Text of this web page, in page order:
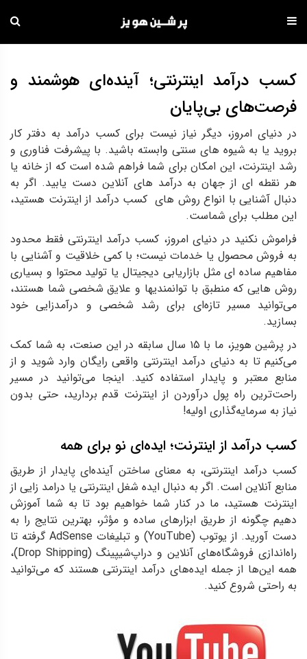
محتوا
کسب درآمد اینترنتی؛ آینده‌ای هوشمند و
فرصت‌های بی‌پایان
در دنیای امروز، دیگر نیاز نیست برای کسب درآمد به دفتر کار
بروید یا به شیوه‌ های سنتی وابسته باشید. با پیشرفت فناوری و
رشد اینترنت، این امکان برای شما فراهم شده است که از خانه یا
هر نقطه‌ ای از جهان به درآمد های آنلاین دست یابید. اگر به
دنبال آشنایی با انواع روش های کسب درآمد از اینترنت هستید،
این مطلب برای شماست.
فراموش نکنید در دنیای امروز، کسب درآمد اینترنتی فقط محدود
به فروش محصول یا خدمات نیست؛ با کمی خلاقیت و آشنایی با
مفاهیم ساده‌ ای مثل بازاریابی دیجیتال یا تولید محتوا و بسیاری
روش هایی که منطبق با توانمندیها و علایق شخصی شما هستند،
می‌توانید مسیر تازه‌ای برای رشد شخصی و درآمدزایی خود
بسازید.
در پرشین هویز، ما با ۱۵ سال سابقه در این صنعت، به شما کمک
می‌کنیم تا به دنیای درآمد اینترنتی واقعی رایگان وارد شوید و از
منابع معتبر و پایدار استفاده کنید. اینجا می‌توانید در مسیر
راحت‌ترین راه پول درآوردن از اینترنت قدم بردارید، حتی بدون
نیاز به سرمایه‌گذاری اولیه!
کسب درآمد از اینترنت؛ ایده‌ای نو برای همه
کسب درآمد اینترنتی، به معنای ساختن آینده‌ای پایدار از طریق
منابع آنلاین است. اگر به دنبال ایده شغل اینترنتی یا درامد زایی از
اینترنت هستید، ما در کنار شما خواهیم بود تا به شما آموزش
دهیم چگونه از طریق ابزارهای ساده و مؤثر، بهترین نتایج را به
دست آورید. از یوتوب (YouTube) و تبلیغات AdSense گرفته تا
راه‌اندازی فروشگاه‌های آنلاین و دراپ‌شیپینگ (Drop Shipping)،
همه این‌ها از جمله ایده‌های درآمد اینترنتی هستند که می‌توانید
به راحتی شروع کنید.